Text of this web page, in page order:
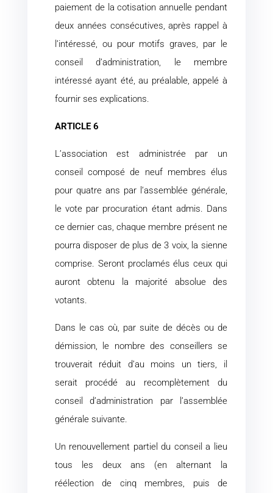
paiement de la cotisation annuelle pendant
deux années consécutives, après rappel à
l’intéressé, ou pour motifs graves, par le
conseil d’administration, le membre
intéressé ayant été, au préalable, appelé à
fournir ses explications.
ARTICLE 6
L’association est administrée par un
conseil composé de neuf membres élus
pour quatre ans par l’assemblée générale,
le vote par procuration étant admis. Dans
ce dernier cas, chaque membre présent ne
pourra disposer de plus de 3 voix, la sienne
comprise. Seront proclamés élus ceux qui
auront obtenu la majorité absolue des
votants.
Dans le cas où, par suite de décès ou de
démission, le nombre des conseillers se
trouverait réduit d’au moins un tiers, il
serait procédé au recomplètement du
conseil d’administration par l’assemblée
générale suivante.
Un renouvellement partiel du conseil a lieu
tous les deux ans (en alternant la
réélection de cinq membres, puis de